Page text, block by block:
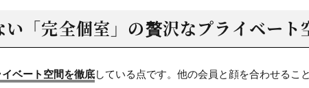
い 「完全個室」の贅沢なプライベート
イベート空間を徹底している点です。他の会員と顔を合わせるこ